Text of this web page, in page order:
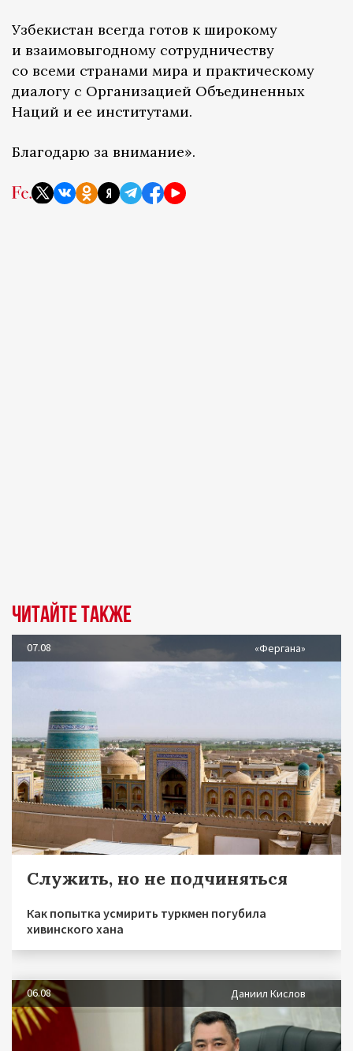
Узбекистан всегда готов к широкому
и взаимовыгодному сотрудничеству
со всеми странами мира и практическому
диалогу с Организацией Объединенных
Наций и ее институтами.
Благодарю за внимание».
Читайте также
07.08 «Фергана»
Служить, но не подчиняться
Как попытка усмирить туркмен погубила
хивинского хана
06.08 Даниил Кислов